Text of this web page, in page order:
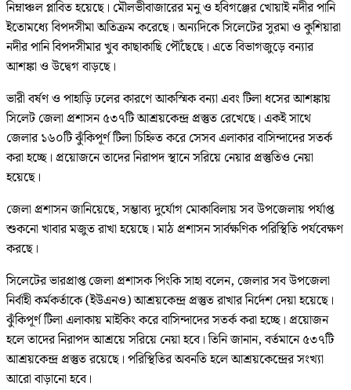
নিম্নাঞ্চল প্লাবিত হয়েছে। মৌলভীবাজারের মনু ও হবিগঞ্জের খোয়াই নদীর পানি
ইতোমধ্যে বিপদসীমা অতিক্রম করেছে। অন্যদিকে সিলেটের সুরমা ও কুশিয়ারা
নদীর পানি বিপদসীমার খুব কাছাকাছি পৌঁছেছে। এতে বিভাগজুড়ে বন্যার
আশঙ্কা ও উদ্বেগ বাড়ছে।
ভারী বর্ষণ ও পাহাড়ি ঢলের কারণে আকস্মিক বন্যা এবং টিলা ধসের আশঙ্কায়
সিলেট জেলা প্রশাসন ৫৩৭টি আশ্রয়কেন্দ্র প্রস্তুত রেখেছে। একই সাথে
জেলার ১৬০টি ঝুঁকিপূর্ণ টিলা চিহ্নিত করে সেসব এলাকার বাসিন্দাদের সতর্ক
করা হচ্ছে। প্রয়োজনে তাদের নিরাপদ স্থানে সরিয়ে নেয়ার প্রস্তুতিও নেয়া
হয়েছে।
জেলা প্রশাসন জানিয়েছে, সম্ভাব্য দুর্যোগ মোকাবিলায় সব উপজেলায় পর্যাপ্ত
শুকনো খাবার মজুত রাখা হয়েছে। মাঠ প্রশাসন সার্বক্ষণিক পরিস্থিতি পর্যবেক্ষণ
করছে।
সিলেটের ভারপ্রাপ্ত জেলা প্রশাসক পিংকি সাহা বলেন, জেলার সব উপজেলা
নির্বাহী কর্মকর্তাকে (ইউএনও) আশ্রয়কেন্দ্র প্রস্তুত রাখার নির্দেশ দেয়া হয়েছে।
ঝুঁকিপূর্ণ টিলা এলাকায় মাইকিং করে বাসিন্দাদের সতর্ক করা হচ্ছে। প্রয়োজন
হলে তাদের নিরাপদ আশ্রয়ে সরিয়ে নেয়া হবে। তিনি জানান, বর্তমানে ৫৩৭টি
আশ্রয়কেন্দ্র প্রস্তুত রয়েছে। পরিস্থিতির অবনতি হলে আশ্রয়কেন্দ্রের সংখ্যা
আরো বাড়ানো হবে।